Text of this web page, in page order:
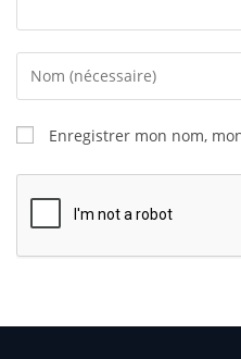
Enregistrer mon nom,